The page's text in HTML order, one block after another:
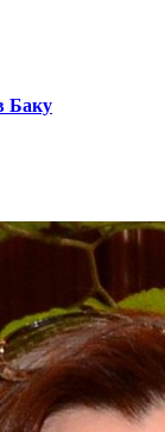
Баку